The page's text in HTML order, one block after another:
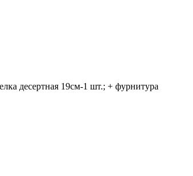
десертная 19см-1 шт.; + фурнитура